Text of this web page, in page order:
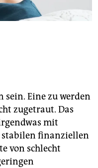
Eine zu werden
zugetraut. Das
mit
finanziellen
von schlecht